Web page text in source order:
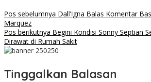
Pos sebelumnya Dall’Igna Balas Komentar
Marquez
Pos berikutnya Begini Kondisi Sonny Septian
Dirawat di Rumah Sakit
Tinggalkan Balasan